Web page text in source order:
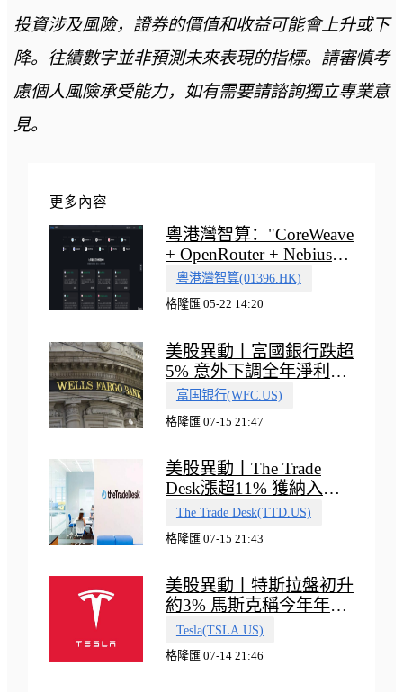
投資涉及風險，證券的價值和收益可能會上升或下
降。往績數字並非預測未來表現的指標。請審慎考
慮個人風險承受能力，如有需要請諮詢獨立專業意
見。
更多內容
粵港灣智算："CoreWeave
+ OpenRouter + Nebius"
多向融合的中國智算新範
式
粵港灣智算(01396.HK)
格隆匯 05-22 14:20
美股異動丨富國銀行跌超
5% 意外下調全年淨利息
收入指引
富国银行(WFC.US)
格隆匯 07-15 21:47
美股異動丨The Trade
Desk漲超11% 獲納入標
普500指數
The Trade Desk(TTD.US)
格隆匯 07-15 21:43
美股異動丨特斯拉盤初升
約3% 馬斯克稱今年年底
會有‘史詩級震撼’的演示
Tesla(TSLA.US)
格隆匯 07-14 21:46